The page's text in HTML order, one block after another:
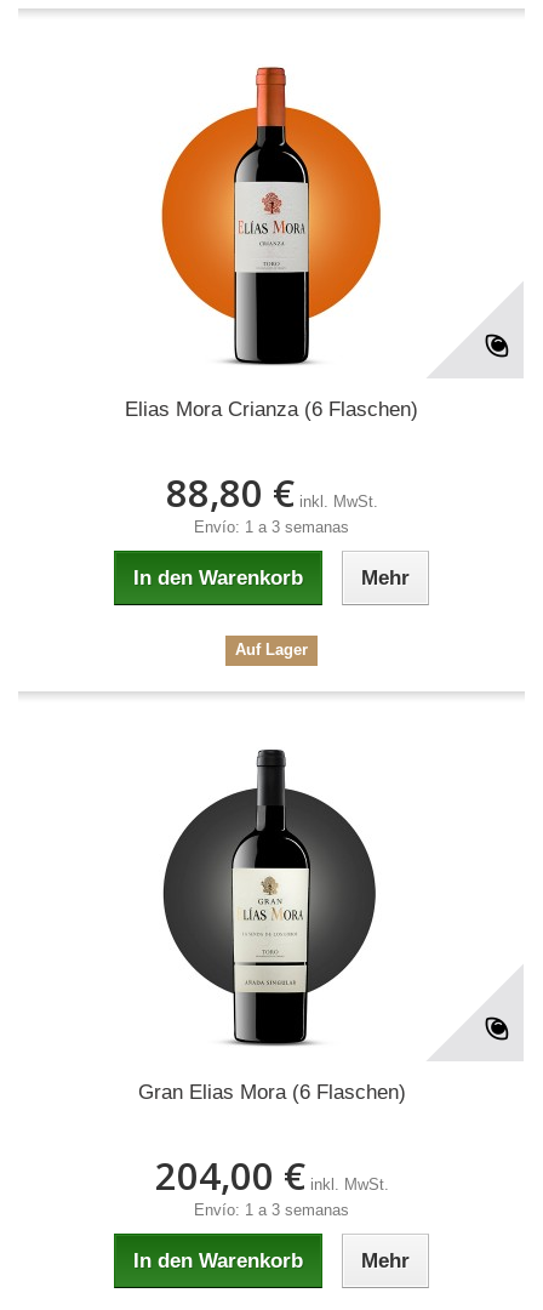
Elias Mora Crianza (6 Flaschen)
88,80 € inkl. MwSt.
Envío: 1 a 3 semanas
In den Warenkorb Mehr
Auf Lager
Gran Elias Mora (6 Flaschen)
204,00 € inkl. MwSt.
Envío: 1 a 3 semanas
In den Warenkorb Mehr